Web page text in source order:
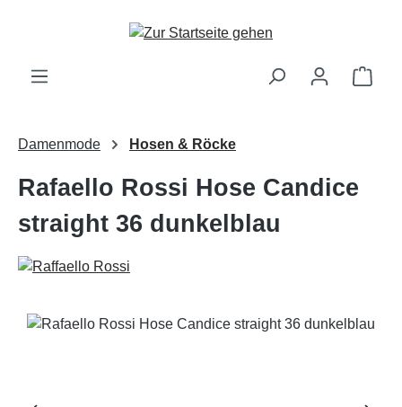
Zum Hauptinhalt springen
Damenmode Hosen & Röcke
Rafaello Rossi Hose Candice
straight 36 dunkelblau
Bildergalerie überspringen